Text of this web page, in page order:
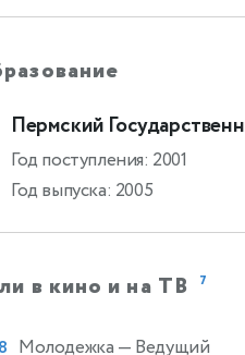
Пермский
Год поступления: 2001
Год выпуска: 2005
в кино и на ТВ 7
Молодежка — Ведущий